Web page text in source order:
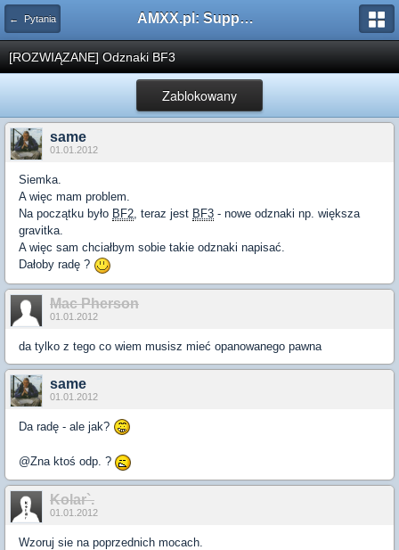
← Pytania AMXX.pl: Support AMX Mod X i SourceMod
[ROZWIĄZANE] Odznaki BF3
Zablokowany
same
01.01.2012
Siemka.
A więc mam problem.
Na początku było BF2, teraz jest BF3 - nowe odznaki np. większa
gravitka.
A więc sam chciałbym sobie takie odznaki napisać.
Dałoby radę ?
Mac Pherson
01.01.2012
da tylko z tego co wiem musisz mieć opanowanego pawna
same
01.01.2012
Da radę - ale jak?
@Zna ktoś odp. ?
Kolar`.
01.01.2012
Wzoruj sie na poprzednich mocach.